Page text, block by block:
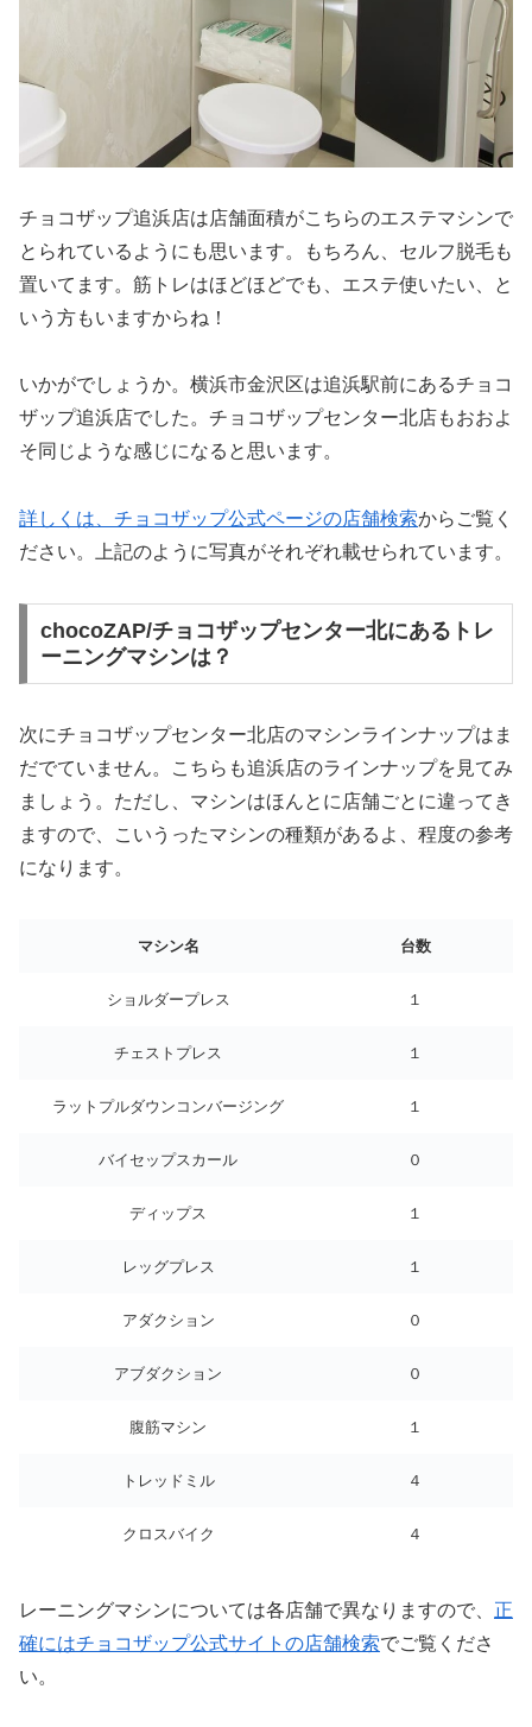
チョコザップ追浜店は店舗面積がこちらのエステマシンで
とられているようにも思います。もちろん、セルフ脱毛も
置いてます。筋トレはほどほどでも、エステ使いたい、と
いう方もいますからね！
いかがでしょうか。横浜市金沢区は追浜駅前にあるチョコ
ザップ追浜店でした。チョコザップセンター北店もおおよ
そ同じような感じになると思います。
詳しくは、チョコザップ公式ページの店舗検索からご覧く
ださい。上記のように写真がそれぞれ載せられています。
chocoZAP/チョコザップセンター北にあるトレ
ーニングマシンは？
次にチョコザップセンター北店のマシンラインナップはま
だでていません。こちらも追浜店のラインナップを見てみ
ましょう。ただし、マシンはほんとに店舗ごとに違ってき
ますので、こいうったマシンの種類があるよ、程度の参考
になります。
マシン名 台数
ショルダープレス １
チェストプレス １
ラットプルダウンコンバージング １
バイセップスカール ０
ディップス １
レッグプレス １
アダクション ０
アブダクション ０
腹筋マシン １
トレッドミル ４
クロスバイク ４
レーニングマシンについては各店舗で異なりますので、 正
確にはチョコザップ公式サイトの店舗検索でご覧くださ
い。